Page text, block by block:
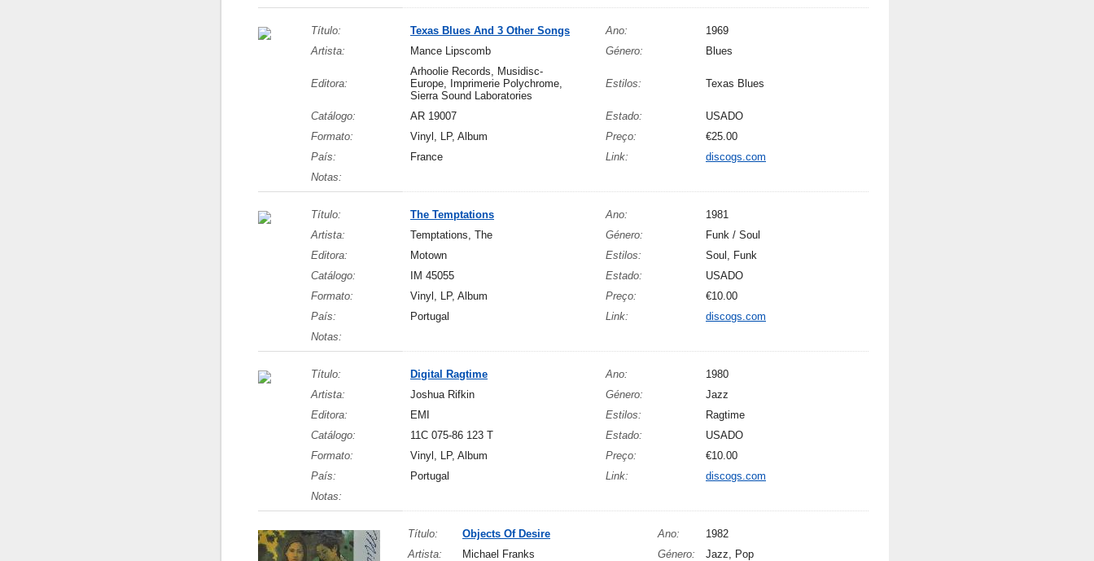
Título: Texas Blues And 3 Other Songs Ano:
1969
Artista:
Mance Lipscomb Género: Blues
Editora:
Arhoolie Records, Musidisc-
Europe, Imprimerie Polychrome,
Sierra Sound Laboratories
Estilos: Texas Blues
Catálogo: AR 19007 Estado:
USADO
Formato:
Vinyl, LP, Album Preço:
€25.00
País:
France Link:
discogs.com
Notas:
Título: The Temptations Ano:
1981
Artista:
Temptations, The Género:
Funk / Soul
Editora:
Motown Estilos:
Soul, Funk
Catálogo:
IM 45055 Estado:
USADO
Formato:
Vinyl, LP, Album Preço:
€10.00
País:
Portugal Link:
discogs.com
Notas:
Título: Digital Ragtime Ano:
1980
Artista:
Joshua Rifkin Género:
Jazz
Editora:
EMI Estilos:
Ragtime
Catálogo:
11C 075-86 123 T Estado:
USADO
Formato:
Vinyl, LP, Album Preço:
€10.00
País:
Portugal Link:
discogs.com
Notas:
Título: Objects Of Desire Ano:
1982
Artista:
Michael Franks Género: Jazz, Pop